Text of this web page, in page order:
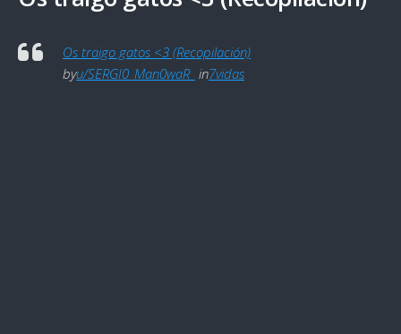
Os traigo gatos <3 (Recopilación)
byu/SERGI0_Man0waR_ in7vidas